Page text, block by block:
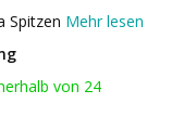
Spitzen Mehr lesen
von 24